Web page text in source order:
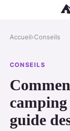
Accueil›Conseils
CONSEILS
guide